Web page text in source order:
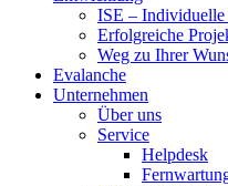
ISE –
Erfolgreiche
Weg zu Ihrer
Evalanche
Unternehmen
Über uns
Service
Helpdesk